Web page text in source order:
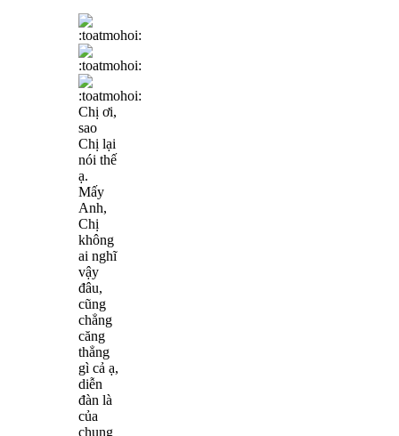
Chị ơi,
sao
Chị lại
nói thế
ạ.
Mấy
Anh,
Chị
không
ai nghĩ
vậy
đâu,
cũng
chẳng
căng
thẳng
gì cả ạ,
diễn
đàn là
của
chung